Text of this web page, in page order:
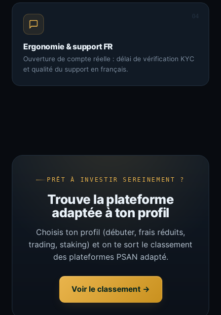
04
Ergonomie & support FR
Ouverture de compte réelle : délai de vérification KYC
et qualité du support en français.
PRÊT À INVESTIR SEREINEMENT ?
Trouve la plateforme
adaptée à ton profil
Choisis ton profil (débuter, frais réduits,
trading, staking) et on te sort le classement
des plateformes PSAN adapté.
Voir le classement →